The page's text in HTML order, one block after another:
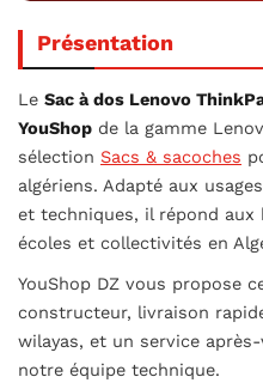
Présentation
Le Sac à dos Lenovo
YouShop de la gamme
sélection Sacs & sacoches
algériens. Adapté aux
et techniques, il répond aux
écoles et collectivités en
YouShop DZ vous propose
constructeur, livraison
wilayas, et un service
notre équipe technique.